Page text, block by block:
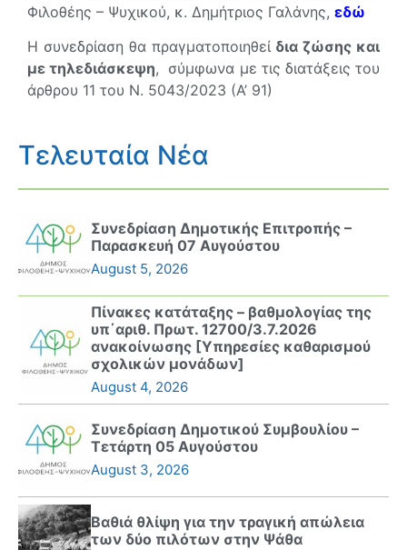
Φιλοθέης – Ψυχικού, κ. Δημήτριος Γαλάνης, εδώ
Η συνεδρίαση θα πραγματοποιηθεί δια ζώσης και
με τηλεδιάσκεψη, σύμφωνα με τις διατάξεις του
άρθρου 11 του Ν. 5043/2023 (Α’ 91)
Τελευταία Νέα
Συνεδρίαση Δημοτικής Επιτροπής –
Παρασκευή 07 Αυγούστου
August 5, 2026
Πίνακες κατάταξης – βαθμολογίας της
υπ΄αριθ. Πρωτ. 12700/3.7.2026
ανακοίνωσης [Υπηρεσίες καθαρισμού
σχολικών μονάδων]
August 4, 2026
Συνεδρίαση Δημοτικού Συμβουλίου –
Τετάρτη 05 Αυγούστου
August 3, 2026
Βαθιά θλίψη για την τραγική απώλεια
των δύο πιλότων στην Ψάθα